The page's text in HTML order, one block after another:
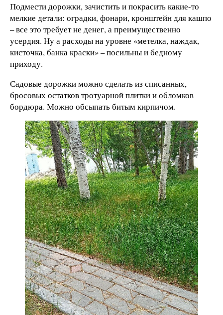
Подмести дорожки, зачистить и покрасить какие-то
мелкие детали: оградки, фонари, кронштейн для кашпо
– все это требует не денег, а преимущественно
усердия. Ну а расходы на уровне «метелка, наждак,
кисточка, банка краски» – посильны и бедному
приходу.
Садовые дорожки можно сделать из списанных,
бросовых остатков тротуарной плитки и обломков
бордюра. Можно обсыпать битым кирпичом.